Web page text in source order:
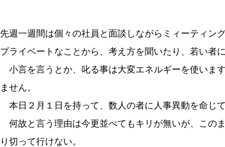
先週一週間は個々の社員と面談しながらミィーティン
プライベートなことから、考え方を聞いたり、若い者
小言を言うとか、叱る事は大変エネルギーを使いま
ません。
本日２月１日を持って、数人の者に人事異動を命じ
何故と言う理由は今更並べてもキリが無いが、この
り切って行けない。